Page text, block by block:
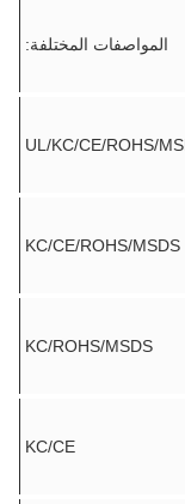
المواصفات المختلفة:
KC/CE/ROHS/MSDS
KC/ROHS/MSDS
KC/CE